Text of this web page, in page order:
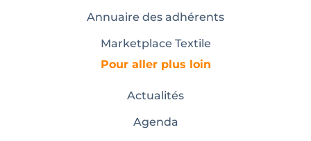
Annuaire des adhérents
Marketplace Textile
Pour aller plus loin
Actualités
Agenda